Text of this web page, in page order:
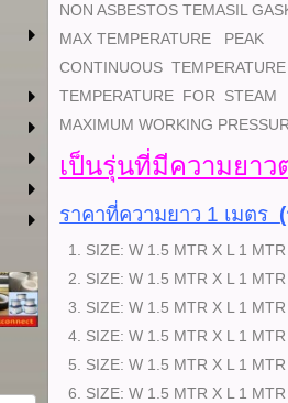
NON ASBESTOS TEMASIL
MAX TEMPERATURE
CONTINUOUS
TEMPERATURE FOR
MAXIMUM WORKING
เป็นรุ่นที่มีความยาว
ราคาที่ความยาว 1 เมตร
1. SIZE: W 1.5 MTR X L 1
2. SIZE: W 1.5 MTR X L 1
3. SIZE: W 1.5 MTR X L 1
4. SIZE: W 1.5 MTR X L 1
5. SIZE: W 1.5 MTR X L 1
6. SIZE: W 1.5 MTR X L 1